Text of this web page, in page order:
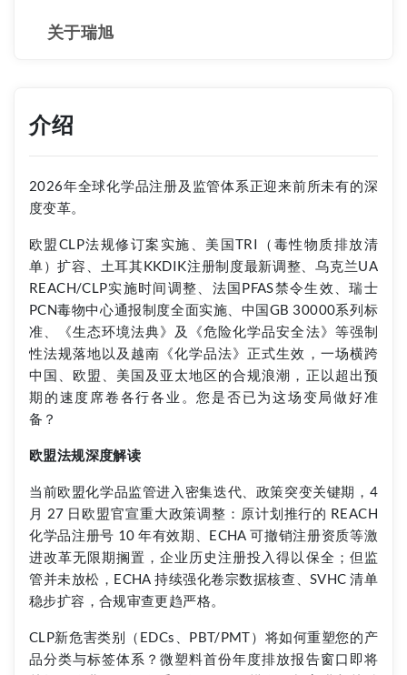
关于瑞旭
介绍
2026年全球化学品注册及监管体系正迎来前所未有的深
度变革。
欧盟CLP法规修订案实施、美国TRI（毒性物质排放清
单）扩容、土耳其KKDIK注册制度最新调整、乌克兰UA
REACH/CLP实施时间调整、法国PFAS禁令生效、瑞士
PCN毒物中心通报制度全面实施、中国GB 30000系列标
准、《生态环境法典》及《危险化学品安全法》等强制
性法规落地以及越南《化学品法》正式生效，一场横跨
中国、欧盟、美国及亚太地区的合规浪潮，正以超出预
期的速度席卷各行各业。您是否已为这场变局做好准
备？
欧盟法规深度解读
当前欧盟化学品监管进入密集迭代、政策突变关键期，4
月 27 日欧盟官宣重大政策调整：原计划推行的 REACH
化学品注册号 10 年有效期、ECHA 可撤销注册资质等激
进改革无限期搁置，企业历史注册投入得以保全；但监
管并未放松，ECHA 持续强化卷宗数据核查、SVHC 清单
稳步扩容，合规审查更趋严格。
CLP新危害类别（EDCs、PBT/PMT）将如何重塑您的产
品分类与标签体系？微塑料首份年度排放报告窗口即将